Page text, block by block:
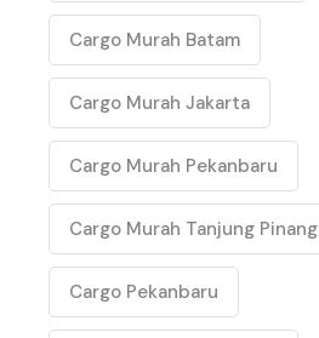
Cargo Murah Batam
Cargo Murah Jakarta
Cargo Murah Pekanbaru
Cargo Murah Tanjung Pinang
Cargo Pekanbaru